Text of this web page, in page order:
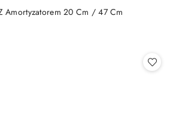
Amortyzatorem 20 Cm / 47 Cm